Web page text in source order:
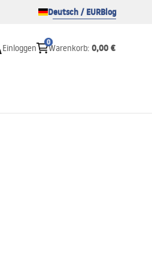
Deutsch / EURBlog
Einloggen
0
Warenkorb: 0,00 €